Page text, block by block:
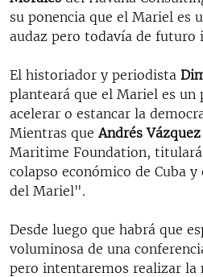
su ponencia que el Mariel es
audaz pero todavía de futuro
El historiador y periodista
planteará que el Mariel es un
acelerar o estancar la
Mientras que Andrés Vázquez
Maritime Foundation,
colapso económico de Cuba
del Mariel".
Desde luego que habrá que
voluminosa de una
pero intentaremos realizar la